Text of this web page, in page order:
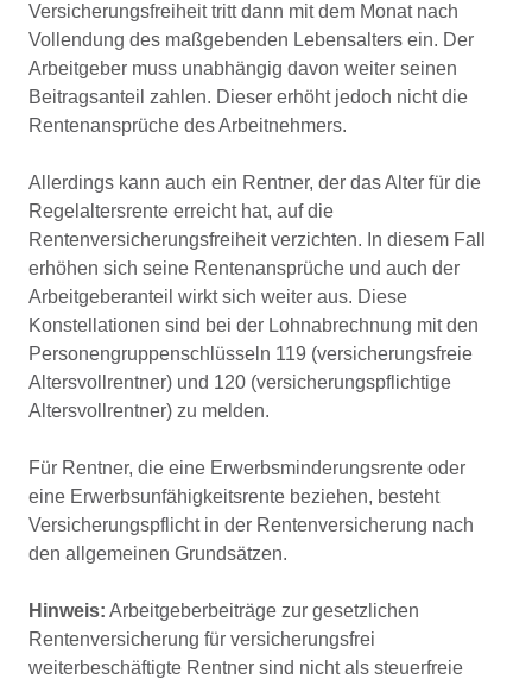
Versicherungsfreiheit tritt dann mit dem Monat nach
Vollendung des maßgebenden Lebensalters ein. Der
Arbeitgeber muss unabhängig davon weiter seinen
Beitragsanteil zahlen. Dieser erhöht jedoch nicht die
Rentenansprüche des Arbeitnehmers.
Allerdings kann auch ein Rentner, der das Alter für die
Regelaltersrente erreicht hat, auf die
Rentenversicherungsfreiheit verzichten. In diesem Fall
erhöhen sich seine Rentenansprüche und auch der
Arbeitgeberanteil wirkt sich weiter aus. Diese
Konstellationen sind bei der Lohnabrechnung mit den
Personengruppenschlüsseln 119 (versicherungsfreie
Altersvollrentner) und 120 (versicherungspflichtige
Altersvollrentner) zu melden.
Für Rentner, die eine Erwerbsminderungsrente oder
eine Erwerbsunfähigkeitsrente beziehen, besteht
Versicherungspflicht in der Rentenversicherung nach
den allgemeinen Grundsätzen.
Hinweis: Arbeitgeberbeiträge zur gesetzlichen
Rentenversicherung für versicherungsfrei
weiterbeschäftigte Rentner sind nicht als steuerfreie